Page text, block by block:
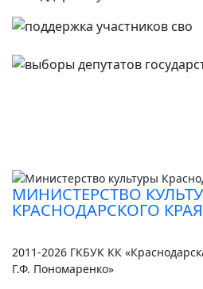
МИНИСТЕРСТВО
КРАСНОДАРСКОГО КРАЯ
2011-2026 ГКБУК КК
Г.Ф. Пономаренко»